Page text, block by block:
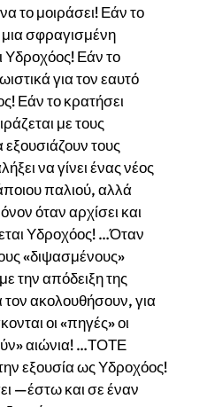
το μοιράσει! Εάν το
μια σφραγισμένη
Υδροχόος! Εάν το
για τον εαυτό
Εάν το κρατήσει
με τους
εξουσιάζουν τους
να γίνει ένας νέος
παλιού, αλλά
όταν αρχίσει και
Υδροχόος! …Όταν
«διψασμένους»
την απόδειξη της
τον ακολου­θήσουν, για
οι «πηγές» οι
αιώνια! …ΤΟΤΕ
εξουσία ως Υδροχόος!
—έστω και σε έναν